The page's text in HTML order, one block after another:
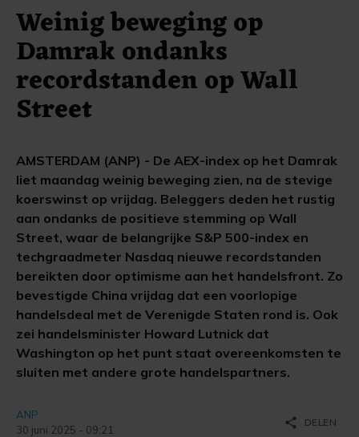
Weinig beweging op
Damrak ondanks
recordstanden op Wall
Street
AMSTERDAM (ANP) - De AEX-index op het Damrak
liet maandag weinig beweging zien, na de stevige
koerswinst op vrijdag. Beleggers deden het rustig
aan ondanks de positieve stemming op Wall
Street, waar de belangrijke S&P 500-index en
techgraadmeter Nasdaq nieuwe recordstanden
bereikten door optimisme aan het handelsfront. Zo
bevestigde China vrijdag dat een voorlopige
handelsdeal met de Verenigde Staten rond is. Ook
zei handelsminister Howard Lutnick dat
Washington op het punt staat overeenkomsten te
sluiten met andere grote handelspartners.
ANP
30 juni 2025 - 09:21
share DELEN